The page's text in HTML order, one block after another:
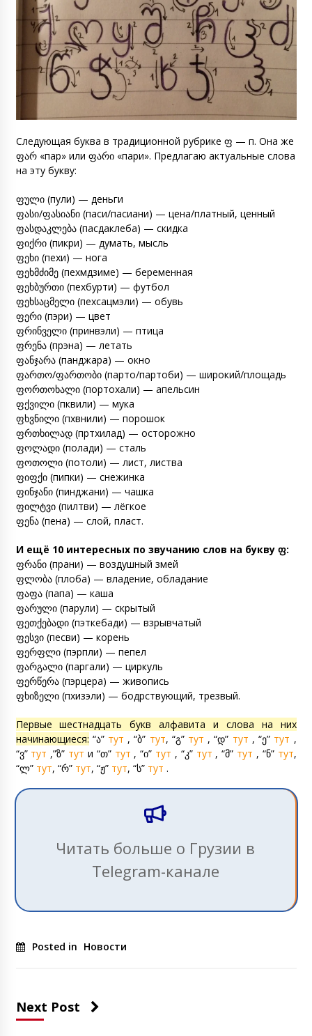
Следующая буква в традиционной рубрике ფ — п. Она же
ფარ «пар» или ფარი «пари». Предлагаю актуальные слова
на эту букву:
ფული (пули) — деньги
ფასი/ფასიანი (паси/пасиани) — цена/платный, ценный
ფასდაკლება (пасдаклеба) — скидка
ფიქრი (пикри) — думать, мысль
ფეხი (пехи) — нога
ფეხმძიმე (пехмдзиме) — беременная
ფეხბურთი (пехбурти) — футбол
ფეხსაცმელი (пехсацмэли) — обувь
ფერი (пэри) — цвет
ფრინველი (принвэли) — птица
ფრენა (прэна) — летать
ფანჯარა (панджара) — окно
ფართო/ფართობი (парто/партоби) — широкий/площадь
ფორთოხალი (портохали) — апельсин
ფქვილი (пквили) — мука
ფხვნილი (пхвнили) — порошок
ფრთხილად (пртхилад) — осторожно
ფოლადი (полади) — сталь
ფოთოლი (потоли) — лист, листва
ფიფქი (пипки) — снежинка
ფინჯანი (пинджани) — чашка
ფილტვი (пилтви) — лёгкое
ფენა (пена) — слой, пласт.
И ещё 10 интересных по звучанию слов на букву ფ:
ფრანი (прани) — воздушный змей
ფლობა (плоба) — владение, обладание
ფაფა (папа) — каша
ფარული (парули) — скрытый
ფეთქებადი (пэткебади) — взрывчатый
ფესვი (песви) — корень
ფერფლი (пэрпли) — пепел
ფარგალი (паргали) — циркуль
ფერწერა (пэрцера) — живопись
ფხიზელი (пхизэли) — бодрствующий, трезвый.
Первые шестнадцать букв алфавита и слова на них
начинающиеся: “ა” тут , “ბ” тут, “გ” тут , “დ” тут , “ე” тут ,
“ვ” тут ,”ზ” тут и “თ” тут , “ი” тут , “კ” тут , “მ” тут , “ნ”тут,
“ლ” тут, “რ” тут, “ჟ” тут, “ს” тут .
Читать больше о Грузии в
Telegram-канале
Posted in Новости
Next Post